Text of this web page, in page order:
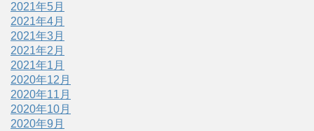
2021年5月
2021年4月
2021年3月
2021年2月
2021年1月
2020年12月
2020年11月
2020年10月
2020年9月